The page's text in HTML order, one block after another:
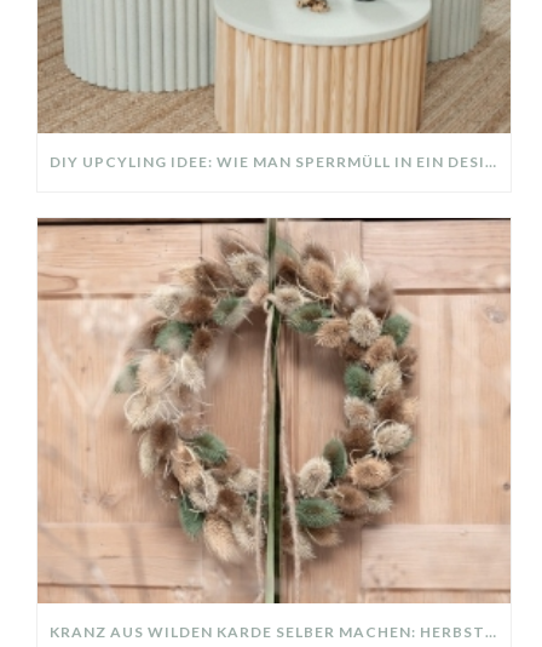
DIY UPCYLING IDEE: WIE MAN SPERRMÜLL IN EIN DESIGNER TEIL VERWANDELT
KRANZ AUS WILDEN KARDE SELBER MACHEN: HERBSTDEKO GANZ EINFACH